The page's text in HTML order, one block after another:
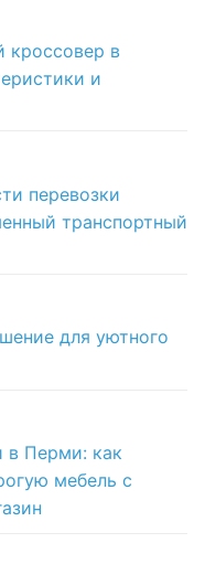
кроссовер в
и
перевозки
транспортный
для уютного
в Перми: как
мебель с